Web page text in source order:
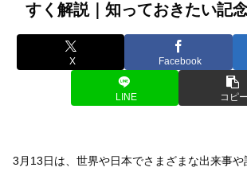
すく解説｜知っておきたい記
X Facebook
LINE コピー
3月13日は、世界や日本でさまざまな出来事